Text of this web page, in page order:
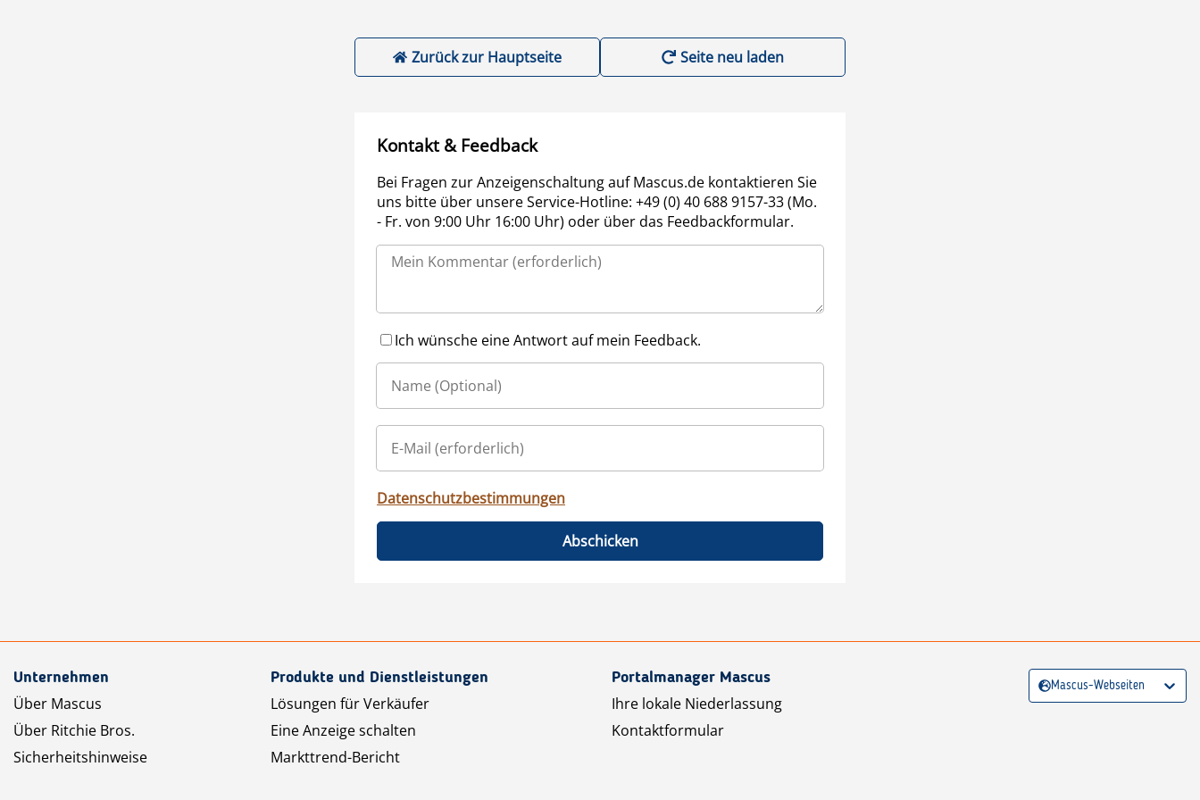
Zurück zur Hauptseite Seite neu laden
Kontakt & Feedback
Bei Fragen zur Anzeigenschaltung auf Mascus.de kontaktieren Sie
uns bitte über unsere Service-Hotline: +49 (0) 40 688 9157-33 (Mo.
- Fr. von 9:00 Uhr 16:00 Uhr) oder über das Feedbackformular.
Ich wünsche eine Antwort auf mein Feedback.
Datenschutzbestimmungen
Abschicken
Unternehmen
Über Mascus
Über Ritchie Bros.
Sicherheitshinweise
Produkte und Dienstleistungen
Lösungen für Verkäufer
Eine Anzeige schalten
Markttrend-Bericht
Portalmanager Mascus
Ihre lokale Niederlassung
Kontaktformular
Mascus-Webseiten